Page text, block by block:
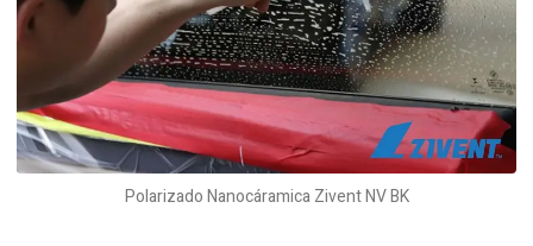
Polarizado Nanocáramica Zivent NV BK